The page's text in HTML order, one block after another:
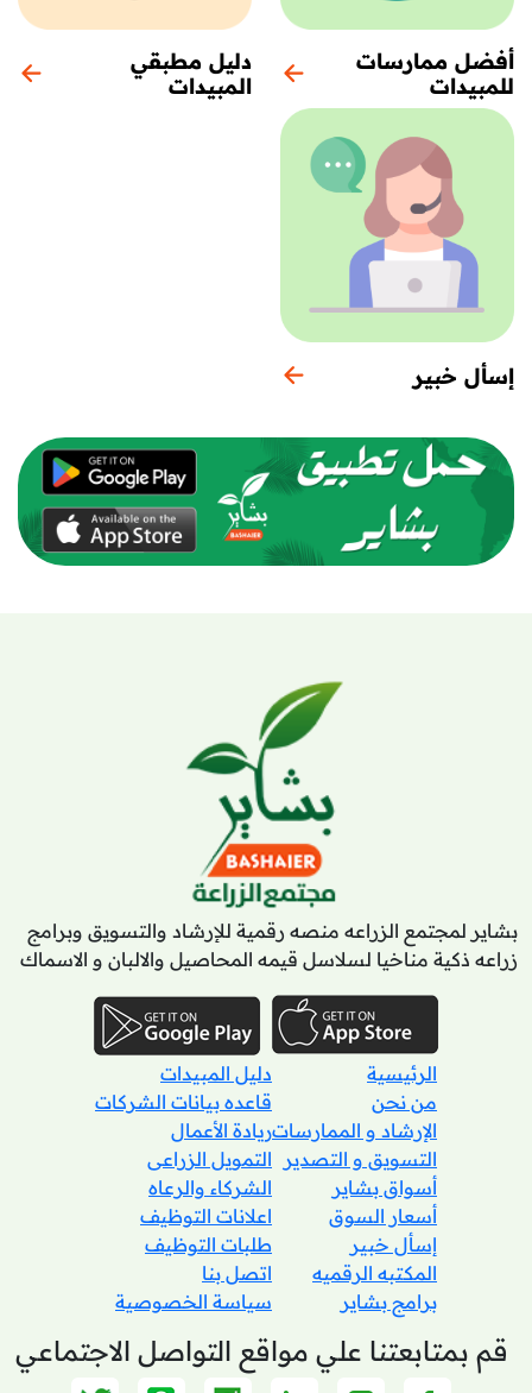
أفضل ممارسات
للمبيدات
دليل مطبقي
المبيدات
إسأل خبير
بشاير لمجتمع الزراعه منصه رقمية للإرشاد والتسويق وبرامج
زراعه ذكية مناخيا لسلاسل قيمه المحاصيل والالبان و الاسماك
الرئيسية
من نحن
الإرشاد و الممارسات
التسويق و التصدير
أسواق بشاير
أسعار السوق
إسأل خبير
المكتبه الرقميه
برامج بشاير
دليل المبيدات
قاعده بيانات الشركات
ريادة الأعمال
التمويل الزراعى
الشركاء والرعاه
اعلانات التوظيف
طلبات التوظيف
اتصل بنا
سياسة الخصوصية
قم بمتابعتنا علي مواقع التواصل الاجتماعي